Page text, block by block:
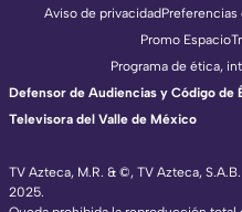
TV Azteca, M.R. & ©, TV Azteca,
2025.
Aviso de privacidadPreferencias
Promo Espacio
Programa de ética,
Defensor de Audiencias y Código de
Televisora del Valle de México